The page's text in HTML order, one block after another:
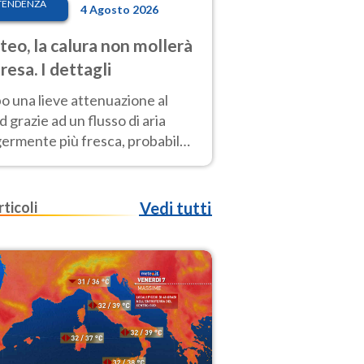
4 Agosto 2026
la calura non mollerà
I dettagli
una lieve attenuazione al
grazie ad un flusso di aria
più fresca, probabile
rinforzo dell’anticiclone
Vedi tutti